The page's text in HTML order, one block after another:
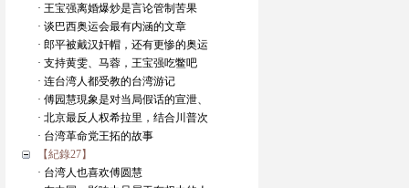
· 王宝强离婚爆炒是言论管制苦果
· 谈巴西奥运会最有内涵的文章
· 郎平被戴汉奸帽，还有更惨的奥运
· 支持黄雯、马蓉，王宝强吃鳖吧
· 连台湾人都受教的台湾游记
· 傅园慧現象是对当局假话的宣泄、
· 北京最反人权希拉里，结合川普次
· 台湾革命党王拓的故事
【紀錄27】
· 台湾人也喜欢傅圆慧